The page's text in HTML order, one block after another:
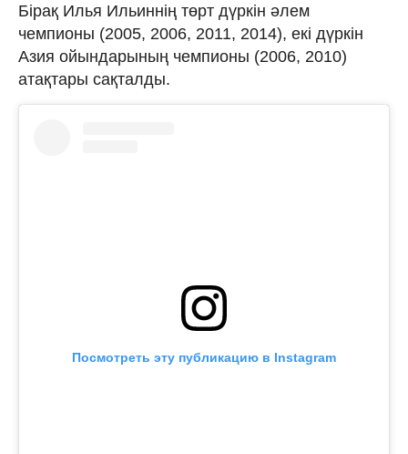
Бірақ Илья Ильиннің төрт дүркін әлем
чемпионы (2005, 2006, 2011, 2014), екі дүркін
Азия ойындарының чемпионы (2006, 2010)
атақтары сақталды.
Посмотреть эту публикацию в Instagram